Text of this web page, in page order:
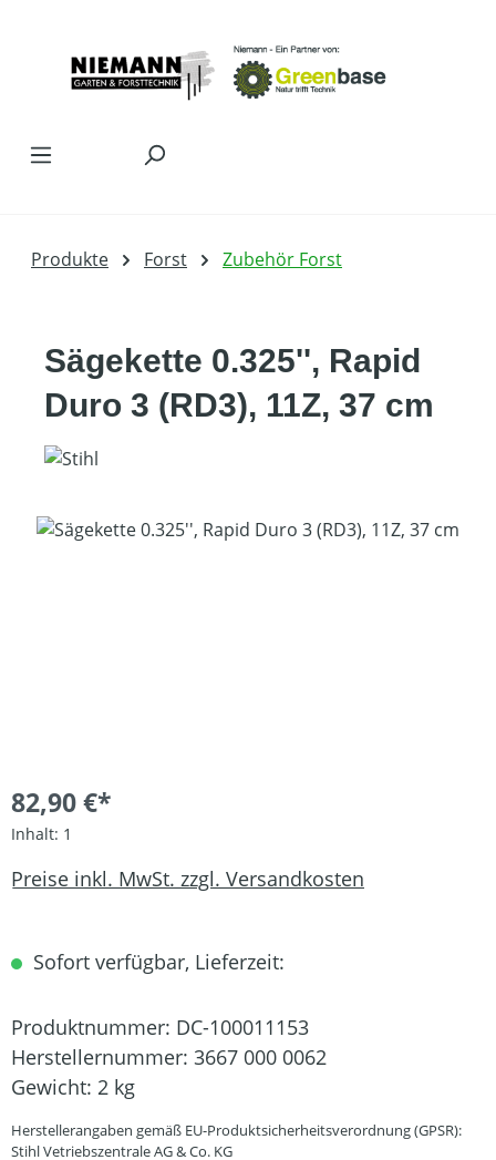
Produkte Forst Zubehör Forst
Sägekette 0.325'', Rapid
Duro 3 (RD3), 11Z, 37 cm
Bildergalerie überspringen
82,90 €*
Inhalt: 1
Preise inkl. MwSt. zzgl. Versandkosten
Sofort verfügbar, Lieferzeit:
Produktnummer: DC-100011153
Herstellernummer: 3667 000 0062
Gewicht: 2 kg
Herstellerangaben gemäß EU-Produktsicherheitsverordnung (GPSR):
Stihl Vetriebszentrale AG & Co. KG